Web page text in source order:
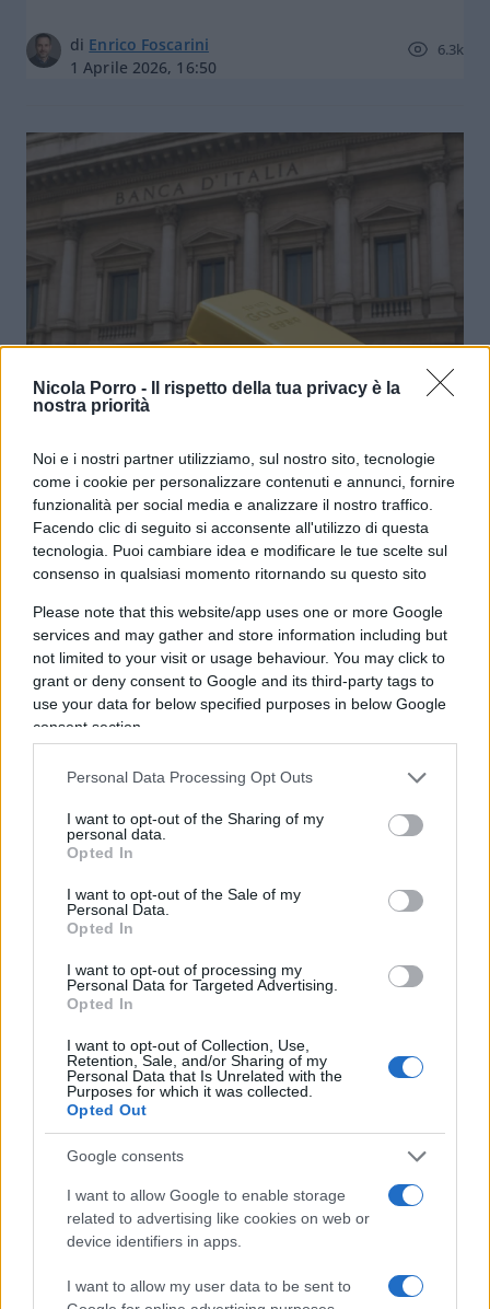
Nicola Porro -
Il rispetto della tua privacy è la
nostra priorità
Noi e i nostri partner utilizziamo, sul nostro sito, tecnologie
come i cookie per personalizzare contenuti e annunci, fornire
funzionalità per social media e analizzare il nostro traffico.
Facendo clic di seguito si acconsente all'utilizzo di questa
tecnologia. Puoi cambiare idea e modificare le tue scelte sul
consenso in qualsiasi momento ritornando su questo sito
Please note that this website/app uses one or more Google
services and may gather and store information including but
not limited to your visit or usage behaviour. You may click to
grant or deny consent to Google and its third-party tags to
use your data for below specified purposes in below Google
consent section.
Personal Data Processing Opt Outs
I want to opt-out of the Sharing of my
personal data.
Opted In
I want to opt-out of the Sale of my
Personal Data.
Opted In
I want to opt-out of processing my
Personal Data for Targeted Advertising.
Opted In
I want to opt-out of Collection, Use,
Retention, Sale, and/or Sharing of my
Personal Data that Is Unrelated with the
Purposes for which it was collected.
Opted Out
Google consents
I want to allow Google to enable storage
related to advertising like cookies on web or
device identifiers in apps.
I want to allow my user data to be sent to
di Enrico Foscarini
1 Aprile 2026, 16:50
6.3k
Bankitalia, l’oro sostiene il bilancio
diEnrico Foscarini
31 Marzo 2026, 22:00
4.4k
Fed, Trump nomina Warsh. Ecco
di Enrico Foscarini
30 Gennaio 2026, 15:46